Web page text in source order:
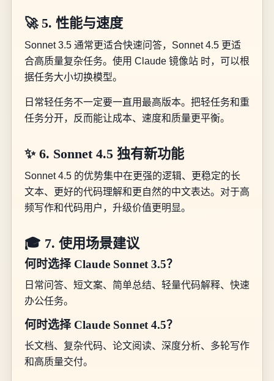
🚀 5. 性能与速度
Sonnet 3.5 通常更适合快速问答，Sonnet 4.5 更适
合高质量复杂任务。使用 Claude 镜像站 时，可以根
据任务大小切换模型。
日常轻任务不一定要一直用最高版本。把轻任务和重
任务分开，反而能让成本、速度和质量更平衡。
✨ 6. Sonnet 4.5 独有新功能
Sonnet 4.5 的优势集中在更强的逻辑、更稳定的长
文本、更好的代码理解和更自然的中文表达。对于高
频写作和代码用户，升级价值更明显。
🎓 7. 使用场景建议
何时选择 Claude Sonnet 3.5？
日常问答、短文案、简单总结、轻量代码解释、快速
办公任务。
何时选择 Claude Sonnet 4.5？
长文档、复杂代码、论文阅读、深度分析、多轮写作
和高质量交付。